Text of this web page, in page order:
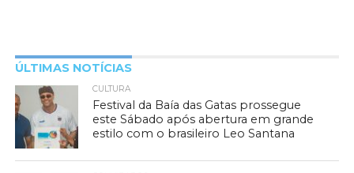
ÚLTIMAS NOTÍCIAS
CULTURA
Festival da Baía das Gatas prossegue
este Sábado após abertura em grande
estilo com o brasileiro Leo Santana